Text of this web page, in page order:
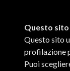
Questo
Questo sito
profilazione
Puoi